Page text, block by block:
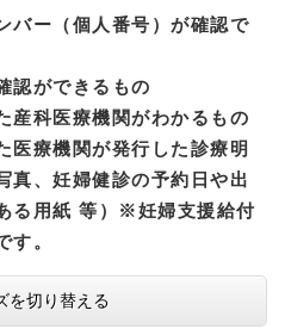
バー（個人番号）が確認で
認ができるもの
産科医療機関がわかるもの
医療機関が発行した診療明
真、妊婦健診の予約日や出
る用紙 等）※妊婦支援給付
す。
を切り替える